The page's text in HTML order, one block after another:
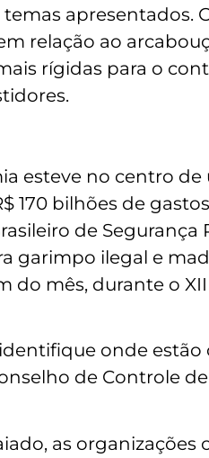
apresentados.
relação ao
rígidas para o
esteve no centro
170 bilhões de
de Segurança
garimpo ilegal e
do mês, durante o
onde estão
de Controle
as